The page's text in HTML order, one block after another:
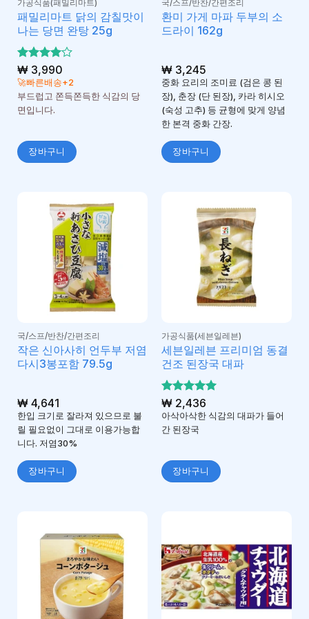
가공식품(패밀리마트)
패밀리마트 닭의 감칠맛이
나는 당면 완탕 25g
5 중에서
4로 평
가됨
₩3,990
🚀빠른배송+2
부드럽고 쫀득쫀득한 식감의 당
면입니다.
장바구니
국/스프/반찬/간편조리
환미 가게 마파 두부의 소
드라이 162g
₩3,245
중화 요리의 조미료 (검은 콩 된
장), 춘장 (단 된장), 카라 히시오
(숙성 고추) 등 균형에 맞게 양념
한 본격 중화 간장.
장바구니
국/스프/반찬/간편조리
작은 신아사히 언두부 저염
다시3봉포함 79.5g
₩4,641
한입 크기로 잘라져 있으므로 불
릴 필요없이 그대로 이용가능합
니다. 저염30%
장바구니
가공식품(세븐일레븐)
세븐일레븐 프리미엄 동결
건조 된장국 대파
5 중에서
5로 평가
됨
₩2,436
아삭아삭한 식감의 대파가 들어
간 된장국
장바구니